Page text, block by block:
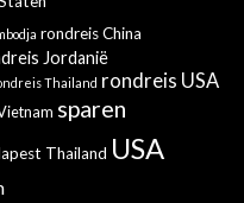
rondreis China
Jordanië
Thailand rondreis USA
sparen
Thailand USA